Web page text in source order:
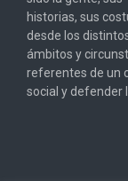
historias, sus
desde los
ámbitos y
referentes de un
social y defender